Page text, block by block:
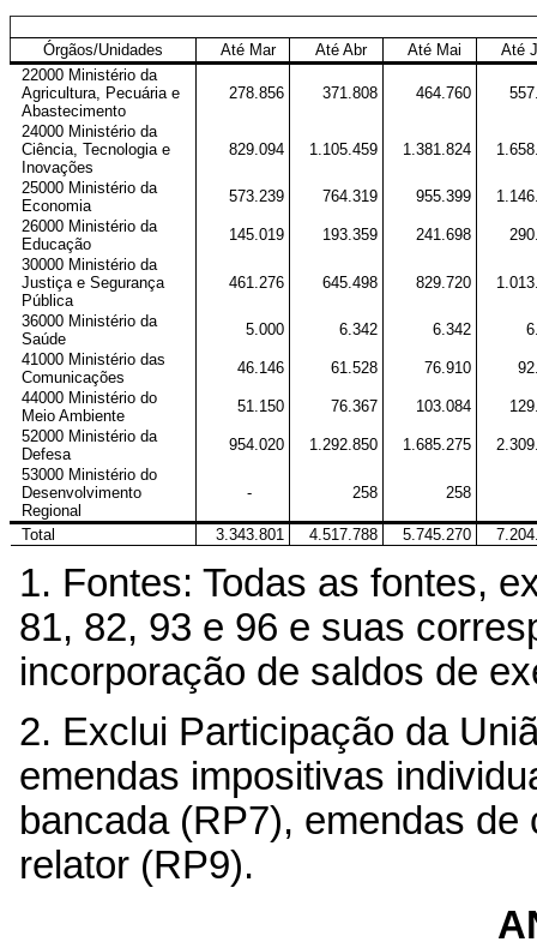
Órgãos/Unidades Até Mar Até Abr Até Mai
Até
22000 Ministério da
Agricultura, Pecuária e
Abastecimento
278.856 371.808 464.760
24000 Ministério da
Ciência, Tecnologia e
Inovações
829.094 1.105.459 1.381.824
25000 Ministério da
Economia
573.239 764.319 955.399
26000 Ministério da
Educação
145.019 193.359 241.698
30000 Ministério da
Justiça e Segurança
Pública
461.276 645.498 829.720
36000 Ministério da
Saúde
5.000 6.342 6.342
41000 Ministério das
Comunicações
46.146 61.528 76.910
44000 Ministério do
Meio Ambiente
51.150 76.367 103.084
52000 Ministério da
Defesa
954.020 1.292.850 1.685.275
53000 Ministério do
Desenvolvimento
Regional
- 258 258
Total 3.343.801 4.517.788 5.745.270
1. Fontes: Todas as fontes,
81, 82, 93 e 96 e suas
incorporação de saldos de
2. Exclui Participação da
emendas impositivas
bancada (RP7), emendas
relator (RP9).